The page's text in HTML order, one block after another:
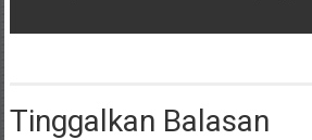
Tinggalkan Balasan